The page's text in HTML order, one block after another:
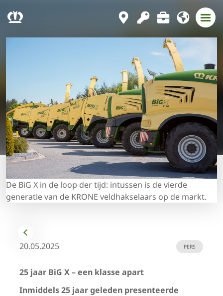
De BiG X in de loop der tijd: intussen is de vierde
generatie van de KRONE veldhakselaars op de markt.
20.05.2025 PERS
25 jaar BiG X – een klasse apart
Inmiddels 25 jaar geleden presenteerde